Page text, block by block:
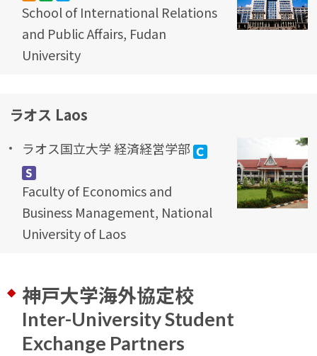
School of International Relations
and Public Affairs, Fudan
University
ラオス Laos
ラオス国立大学 経済経営学部
Faculty of Economics and
Business Management, National
University of Laos
神戸大学海外協定校
Inter-University Student
Exchange Partners